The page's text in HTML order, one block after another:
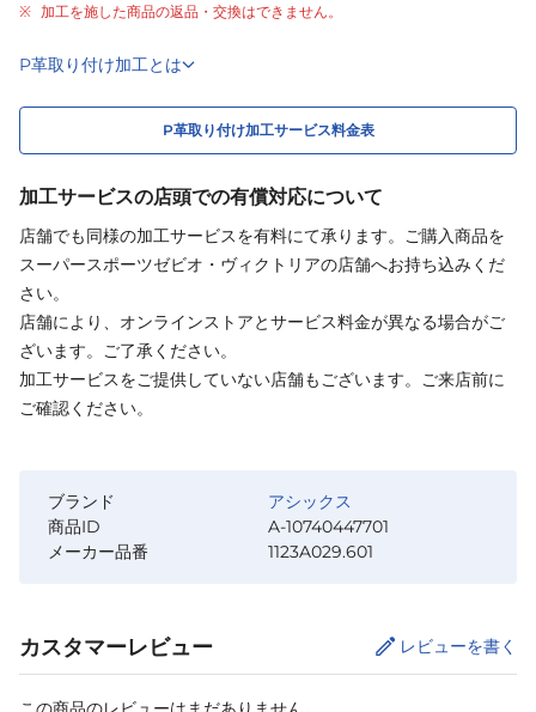
加工を施した商品の返品・交換はできません。
P革取り付け加工とは
P革取り付け加工サービス料金表
加工サービスの店頭での有償対応について
店舗でも同様の加工サービスを有料にて承ります。ご購入商品を
スーパースポーツゼビオ・ヴィクトリアの店舗へお持ち込みくだ
さい。
店舗により、オンラインストアとサービス料金が異なる場合がご
ざいます。ご了承ください。
加工サービスをご提供していない店舗もございます。ご来店前に
ご確認ください。
ブランド
アシックス
商品ID
A-10740447701
メーカー品番
1123A029.601
カスタマーレビュー レビューを書く